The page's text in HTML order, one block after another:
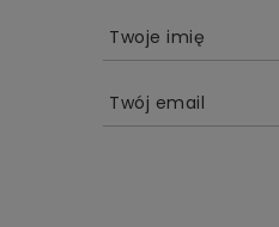
Twoje imię
Twój email